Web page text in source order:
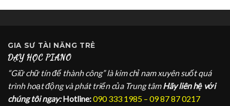
GIA SƯ TÀI NĂNG TRẺ
DẠY HỌC PIANO
“Giữ chữ tín để thành công” là kim chỉ nam xuyên suốt quá
trình hoạt động và phát triển của Trung tâm Hãy liên hệ với
chúng tôi ngay: Hotline:090 333 1985 – 09 87 87 0217